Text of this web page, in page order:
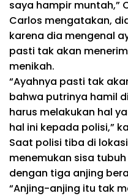
saya hampir muntah,”
Carlos mengatakan,
karena dia mengenal
pasti tak akan
menikah.
“Ayahnya pasti tak
bahwa putrinya hamil
harus melakukan hal
hal ini kepada polisi,”
Saat polisi tiba di
menemukan sisa
dengan tiga anjing
“Anjing-anjing itu tak